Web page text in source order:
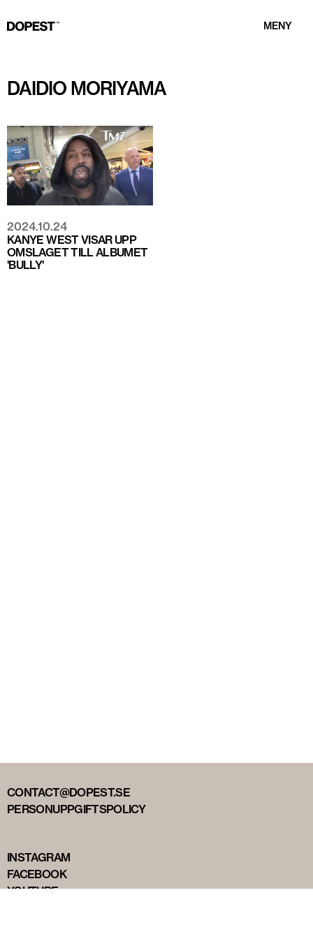
MENY
DAIDIO MORIYAMA
2024.10.24
KANYE WEST VISAR UPP
OMSLAGET TILL ALBUMET
'BULLY'
CONTACT@DOPEST.SE
PERSONUPPGIFTSPOLICY
INSTAGRAM
FACEBOOK
YOUTUBE